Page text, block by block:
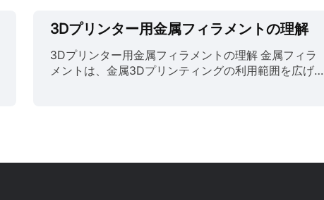
が反応してTPUポリマーが形成され、弾性、透明性、
的な危険性 TPU素材の安全性に関する主な懸念の一つ
は、有害化学物質の放出可能性です。TPU製品の製
があります。 TPU素材......
ラメントが屋外仕様というわけではないことはすでに
ィラメントを選ぶとき、たまの小雨をしのげるだけで
は不十分です。UV照射、温度変化、耐湿性、長期的な
かを解説します。あいまいな謳い文句はなし。テスト
3Dプリンター用金属フィラメントの理解
3Dプリンター用金属フィラメントの理解 金属フィラ
メントは、金属3Dプリンティングの利用範囲を広げま
供します。本記事では、金属フィラメントの特徴・機